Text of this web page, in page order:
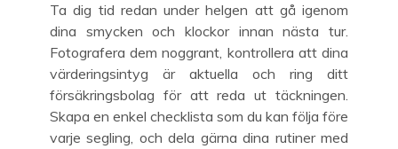
Ta dig tid redan under helgen att gå igenom
dina smycken och klockor innan nästa tur.
Fotografera dem noggrant, kontrollera att dina
värderingsintyg är aktuella och ring ditt
försäkringsbolag för att reda ut täckningen.
Skapa en enkel checklista som du kan följa före
varje segling, och dela gärna dina rutiner med